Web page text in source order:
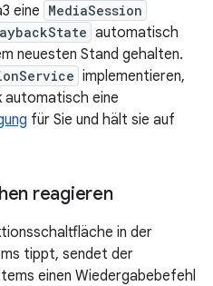
eine MediaSession
automatisch
neuesten Stand gehalten.
implementieren,
eine
für Sie und hält sie auf
reagieren
in der
tippt, sendet der
einen Wiedergabebefehl